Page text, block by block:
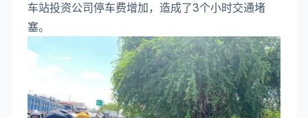
车站投资公司停车费增加，造成了3个小时交通堵
塞。